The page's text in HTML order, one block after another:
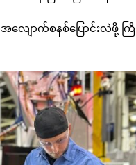
စနစ်ပြောင်းလဲဖို့ ကြိုး